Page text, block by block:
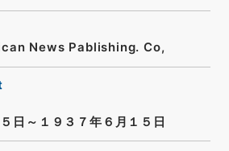
News Pablishing. Co,
日～１９３７年６月１５日